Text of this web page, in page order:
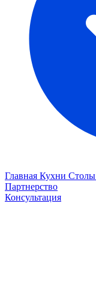
Главная Кухни Столы
Партнерство
Консультация